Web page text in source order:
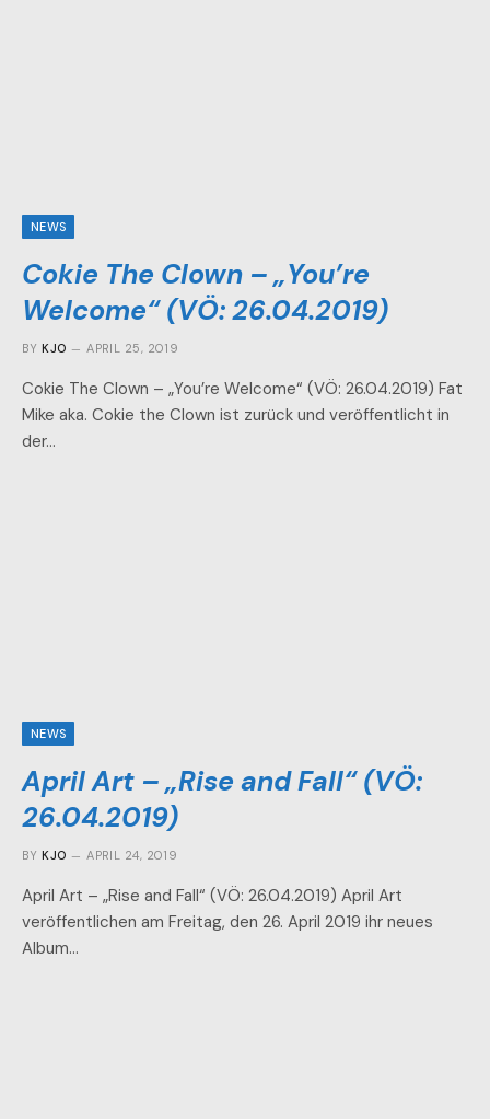
NEWS
Cokie The Clown – „You’re
Welcome“ (VÖ: 26.04.2019)
BY KJO APRIL 25, 2019
Cokie The Clown – „You’re Welcome“ (VÖ: 26.04.2019) Fat
Mike aka. Cokie the Clown ist zurück und veröffentlicht in
der…
NEWS
April Art – „Rise and Fall“ (VÖ:
26.04.2019)
BY KJO APRIL 24, 2019
April Art – „Rise and Fall“ (VÖ: 26.04.2019) April Art
veröffentlichen am Freitag, den 26. April 2019 ihr neues
Album…